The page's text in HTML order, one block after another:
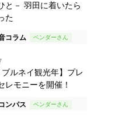
と－ 羽田に着いたら
た
コラム
ブルネイ観光年】プレ
レモニーを開催！
ンパス